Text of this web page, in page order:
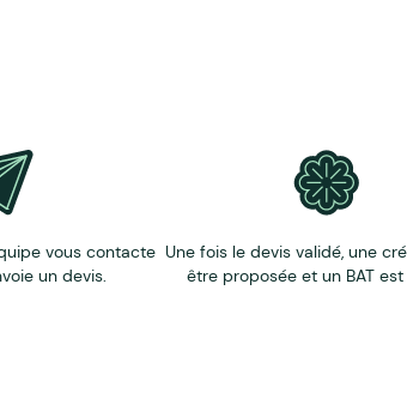
vous contacte
un devis.
Une fois le devis validé, une
être proposée et un BAT est